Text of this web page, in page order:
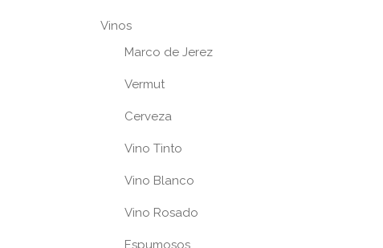
Vinos
Marco de Jerez
Vermut
Cerveza
Vino Tinto
Vino Blanco
Vino Rosado
Espumosos